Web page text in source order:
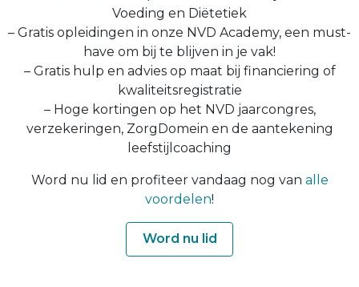
Voeding en Diëtetiek
– Gratis opleidingen in onze NVD Academy, een must-
have om bij te blijven in je vak!
– Gratis hulp en advies op maat bij financiering of
kwaliteitsregistratie
– Hoge kortingen op het NVD jaarcongres,
verzekeringen, ZorgDomein en de aantekening
leefstijlcoaching
Word nu lid en profiteer vandaag nog van alle
voordelen!
Word nu lid